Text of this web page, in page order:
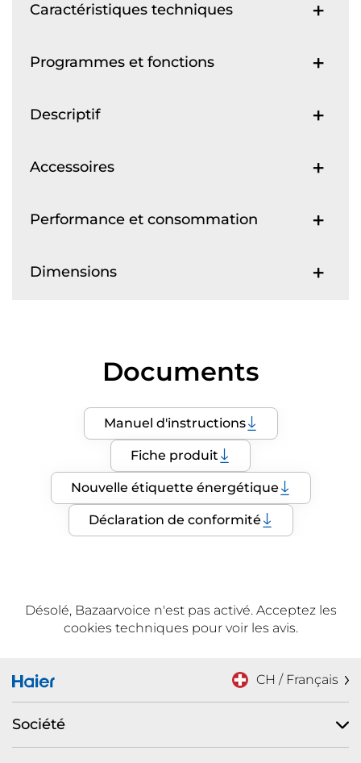
Caractéristiques techniques
Programmes et fonctions
Descriptif
Accessoires
Performance et consommation
Dimensions
Documents
Manuel d'instructions
Fiche produit
Nouvelle étiquette énergétique
Déclaration de conformité
Désolé, Bazaarvoice n'est pas activé. Acceptez les
cookies techniques pour voir les avis.
CH / Français
Société